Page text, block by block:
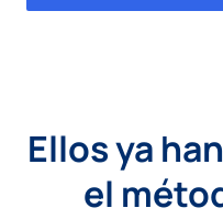
Ellos ya
el